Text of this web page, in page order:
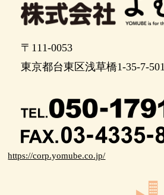
〒111-0053
東京都台東区浅草橋1-35-7-501
https://corp.yomube.co.jp/